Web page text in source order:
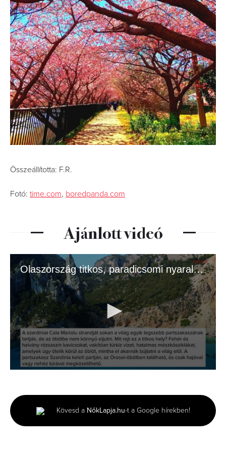
Összeállította: F.R.
Fotó: time.com, boredpanda.com
Ajánlott videó
Olaszország titkos, paradicsomi nyaralóhelye szinte érintetlen
minute,
39
seconds
Kövesd a NőkLapja.hu-t a Google hírekben!